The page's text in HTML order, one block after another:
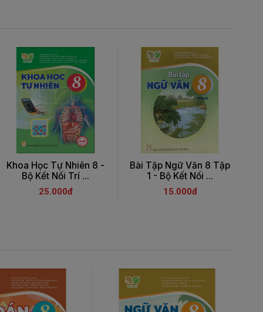
Khoa Học Tự Nhiên 8 -
Bộ Kết Nối Trí ...
25.000đ
Bài Tập Ngữ Văn 8 Tập
1 - Bộ Kết Nối ...
15.000đ